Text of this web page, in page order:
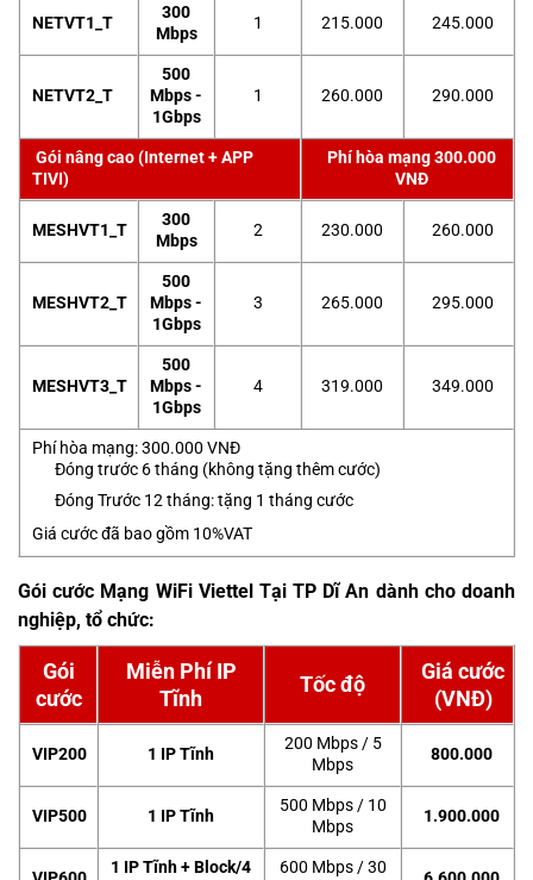
NETVT1_T
300
Mbps
1 215.000 245.000
NETVT2_T
500
Mbps -
1Gbps
1 260.000 290.000
Gói nâng cao (Internet + APP
TIVI)
Phí hòa mạng 300.000
VNĐ
MESHVT1_T
300
Mbps
2 230.000 260.000
MESHVT2_T
500
Mbps -
1Gbps
3 265.000 295.000
MESHVT3_T
500
Mbps -
1Gbps
4 319.000 349.000
Phí hòa mạng: 300.000 VNĐ
Đóng trước 6 tháng (không tặng thêm cước)
Đóng Trước 12 tháng: tặng 1 tháng cước
Giá cước đã bao gồm 10%VAT
Gói cước Mạng WiFi Viettel Tại TP Dĩ An dành cho doanh
nghiệp, tổ chức:
Gói
cước
Miễn Phí IP
Tĩnh
Tốc độ
Giá cước
(VNĐ)
VIP200 1 IP Tĩnh
200 Mbps / 5
Mbps
800.000
VIP500 1 IP Tĩnh
500 Mbps / 10
Mbps
1.900.000
1 IP Tĩnh + Block/4
600 Mbps / 30